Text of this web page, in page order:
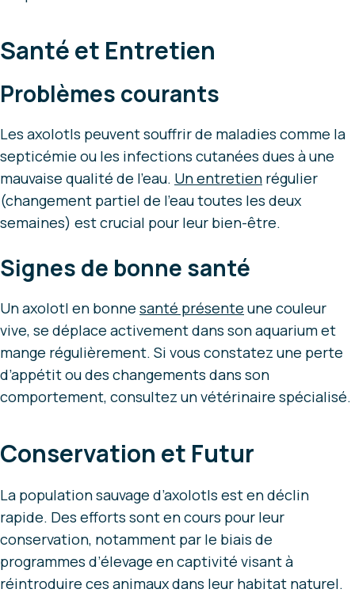
Santé et Entretien
Problèmes courants
Les axolotls peuvent souffrir de maladies comme la
septicémie ou les infections cutanées dues à une
mauvaise qualité de l’eau. Un entretien régulier
(changement partiel de l’eau toutes les deux
semaines) est crucial pour leur bien-être.
Signes de bonne santé
Un axolotl en bonne santé présente une couleur
vive, se déplace activement dans son aquarium et
mange régulièrement. Si vous constatez une perte
d’appétit ou des changements dans son
comportement, consultez un vétérinaire spécialisé.
Conservation et Futur
La population sauvage d’axolotls est en déclin
rapide. Des efforts sont en cours pour leur
conservation, notamment par le biais de
programmes d’élevage en captivité visant à
réintroduire ces animaux dans leur habitat naturel.